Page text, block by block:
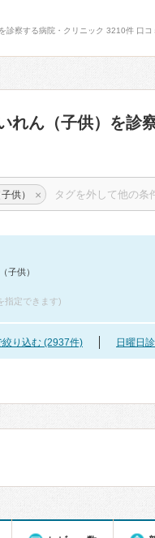
れん（子供）を診
供） ×
子供）
指定できます)
り込む (2937件) 日曜日